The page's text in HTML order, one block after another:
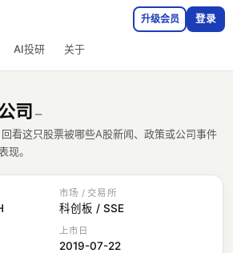
AI投研 关于
升级会员 登录
司 —
看这只股票被哪些A股新闻、政策或公司事件
现。
市场 / 交易所
科创板 / SSE
上市日
2019-07-22